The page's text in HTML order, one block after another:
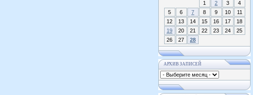
1
2 3
4
5
6 7 8 9 10
11
12
13 14 15 16 17
18
19
20 21 22 23 24
25
26
27 28
АРХИВ ЗАПИСЕЙ